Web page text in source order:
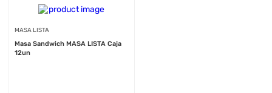
MASA LISTA
Masa Sandwich MASA LISTA Caja
12un